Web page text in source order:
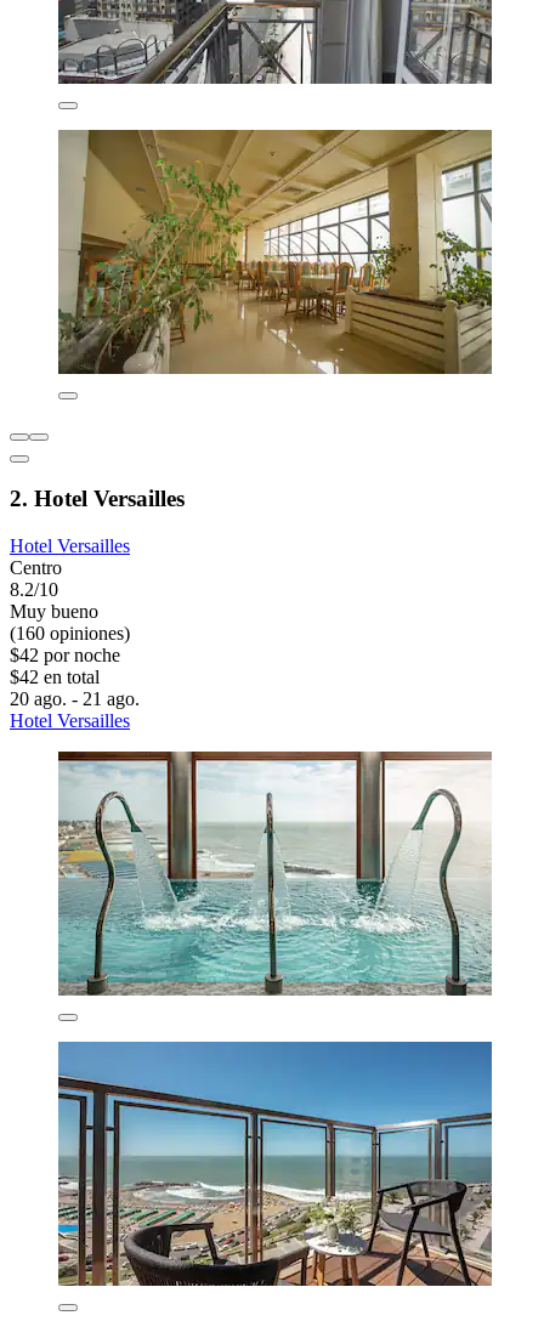
2. Hotel Versailles
Hotel Versailles
Centro
8.2/10
Muy bueno
(160 opiniones)
$42 por noche
$42 en total
20 ago. - 21 ago.
Hotel Versailles